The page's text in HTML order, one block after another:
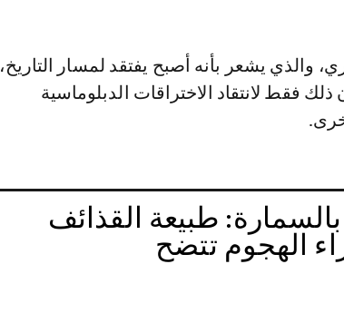
والذي يشعر بأنه أصبح يفتقد لمسار التاريخ،
فقط لانتقاد الاختراقات الدبلوماسية
بالسمارة: طبيعة القذائف
الهجوم تتضح